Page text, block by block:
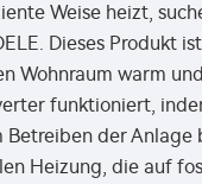
Weise heizt,
Dieses Produkt
Wohnraum warm
funktioniert,
der
Heizung, die auf